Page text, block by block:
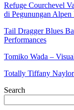
Refuge Courchevel
di Pegunungan Alpen
Tail Dragger Blues
Performances
Tomiko Wada –
Totally Tiffany
Search